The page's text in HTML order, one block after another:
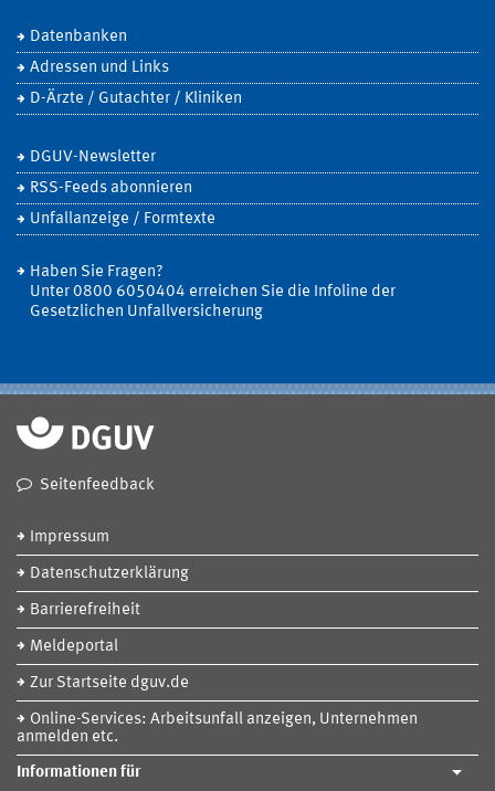
Datenbanken
Adressen und Links
D-Ärzte / Gutachter / Kliniken
DGUV-Newsletter
RSS-Feeds abonnieren
Unfallanzeige / Formtexte
Haben Sie Fragen?
Unter 0800 6050404 erreichen Sie die Infoline der
Gesetzlichen Unfallversicherung
Seitenfeedback
Impressum
Datenschutzerklärung
Barrierefreiheit
Meldeportal
Zur Startseite dguv.de
Online-Services: Arbeitsunfall anzeigen, Unternehmen
anmelden etc.
Informationen für